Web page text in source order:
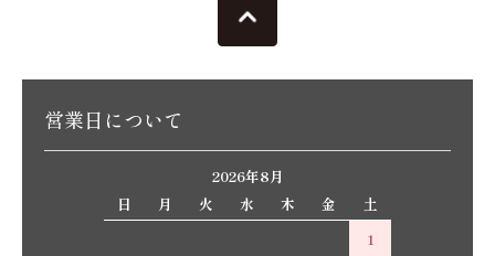
営業日について
2026年8月
日
月 火 水 木 金
土
1